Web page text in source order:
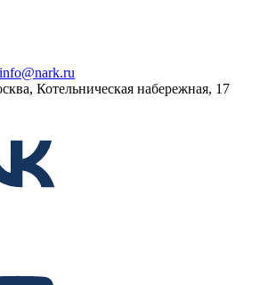
info@nark.ru
Котельническая набережная, 17